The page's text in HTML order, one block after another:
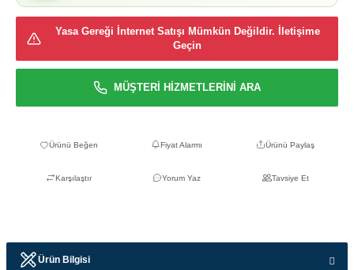
Yasa Gereği İnternet Satışı Mümkün Değildir. İletişime
Geçin
MÜŞTERİ HİZMETLERİNİ ARA
Fiyat Alarmı Ürünü Paylaş
Karşılaştır Yorum Yaz Tavsiye Et
Ürün Bilgisi